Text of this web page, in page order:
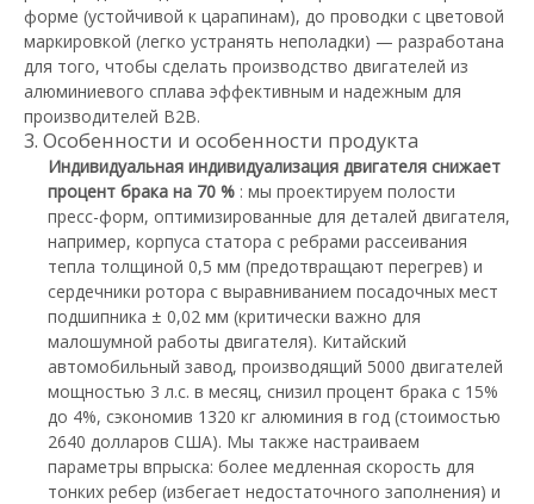
форме (устойчивой к царапинам), до проводки с цветовой
маркировкой (легко устранять неполадки) — разработана
для того, чтобы сделать производство двигателей из
алюминиевого сплава эффективным и надежным для
производителей B2B.
3. Особенности и особенности продукта
Индивидуальная индивидуализация двигателя снижает
процент брака на 70 % : мы проектируем полости
пресс-форм, оптимизированные для деталей двигателя,
например, корпуса статора с ребрами рассеивания
тепла толщиной 0,5 мм (предотвращают перегрев) и
сердечники ротора с выравниванием посадочных мест
подшипника ± 0,02 мм (критически важно для
малошумной работы двигателя). Китайский
автомобильный завод, производящий 5000 двигателей
мощностью 3 л.с. в месяц, снизил процент брака с 15%
до 4%, сэкономив 1320 кг алюминия в год (стоимостью
2640 долларов США). Мы также настраиваем
параметры впрыска: более медленная скорость для
тонких ребер (избегает недостаточного заполнения) и